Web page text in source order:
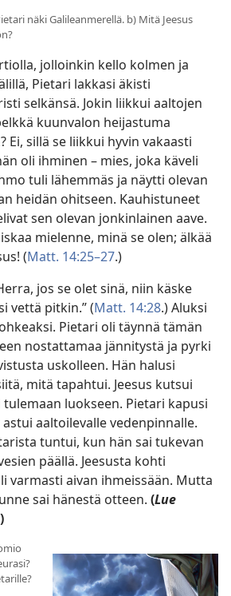
näki Galileanmerellä. b) Mitä Jeesus
jolloinkin kello kolmen ja
Pietari lakkasi äkisti
selkänsä. Jokin liikkui aaltojen
kuunvalon heijastuma
Ei, sillä se liikkui hyvin vakaasti
oli ihminen – mies, joka käveli
tuli lähemmäs ja näytti olevan
heidän ohitseen. Kauhistuneet
sen olevan jonkinlainen aave.
mielenne, minä se olen; älkää
(Matt. 14:25–27.)
jos se olet sinä, niin käske
vettä pitkin.” (Matt. 14:28.) Aluksi
Pietari oli täynnä tämän
nostattamaa jännitystä ja pyrki
uskolleen. Hän halusi
mitä tapahtui. Jeesus kutsui
luokseen. Pietari kapusi
aaltoilevalle vedenpinnalle.
tuntui, kun hän sai tukevan
päällä. Jeesusta kohti
varmasti aivan ihmeissään. Mutta
sai hänestä otteen. (Lue
)